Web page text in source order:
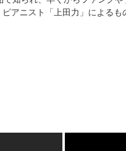
アニスト「上田力」によるも